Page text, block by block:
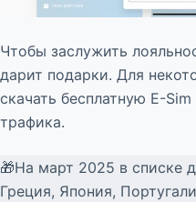
Чтобы заслужить
дарит подарки. Для
скачать бесплатную E-
трафика.
🎁На март 2025 в списке
Греция, Япония,